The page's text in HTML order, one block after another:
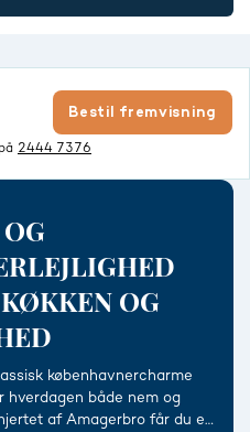
Bestil fremvisning
2444 7376
OG
københavnercharme
hverdagen både nem og
af Amagerbro får du en